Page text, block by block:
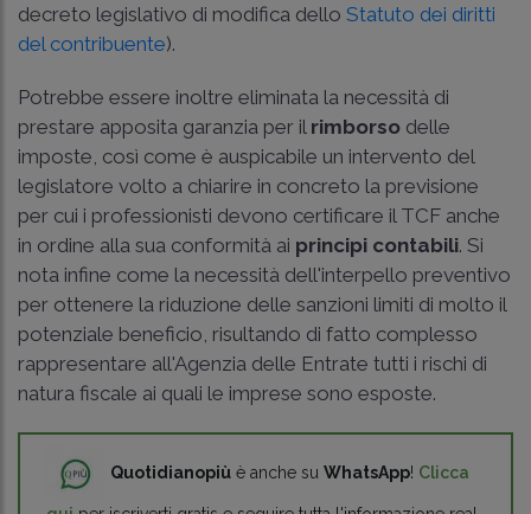
decreto legislativo di modifica dello Statuto dei diritti
del contribuente).
Potrebbe essere inoltre eliminata la necessità di
prestare apposita garanzia per il rimborso delle
imposte, così come è auspicabile un intervento del
legislatore volto a chiarire in concreto la previsione
per cui i professionisti devono certificare il TCF anche
in ordine alla sua conformità ai principi contabili. Si
nota infine come la necessità dell'interpello preventivo
per ottenere la riduzione delle sanzioni limiti di molto il
potenziale beneficio, risultando di fatto complesso
rappresentare all'Agenzia delle Entrate tutti i rischi di
natura fiscale ai quali le imprese sono esposte.
Quotidianopiù è anche su WhatsApp! Clicca